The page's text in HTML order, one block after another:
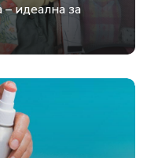
– идеална за